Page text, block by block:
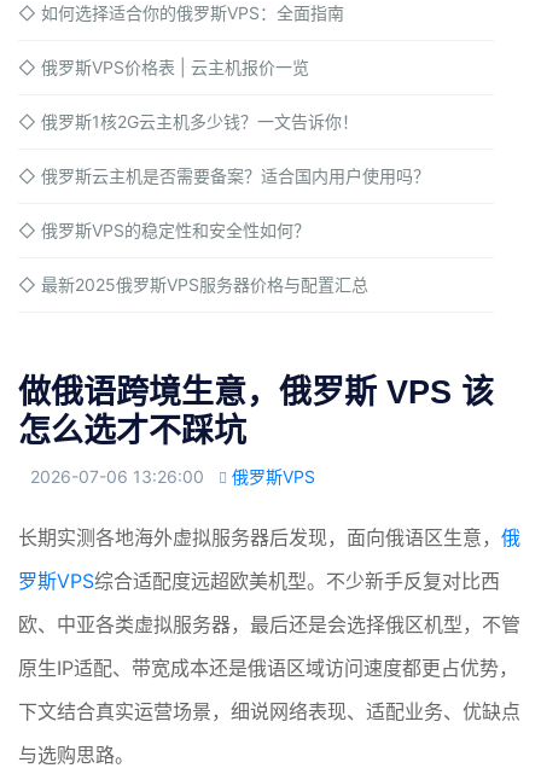
◇ 如何选择适合你的俄罗斯VPS：全面指南
◇ 俄罗斯VPS价格表 | 云主机报价一览
◇ 俄罗斯1核2G云主机多少钱？一文告诉你！
◇ 俄罗斯云主机是否需要备案？适合国内用户使用吗？
◇ 俄罗斯VPS的稳定性和安全性如何？
◇ 最新2025俄罗斯VPS服务器价格与配置汇总
做俄语跨境生意，俄罗斯 VPS 该
怎么选才不踩坑
2026-07-06 13:26:00  俄罗斯VPS
长期实测各地海外虚拟服务器后发现，面向俄语区生意， 俄
罗斯VPS综合适配度远超欧美机型。不少新手反复对比西
欧、中亚各类虚拟服务器，最后还是会选择俄区机型，不管
原生IP适配、带宽成本还是俄语区域访问速度都更占优势，
下文结合真实运营场景，细说网络表现、适配业务、优缺点
与选购思路。